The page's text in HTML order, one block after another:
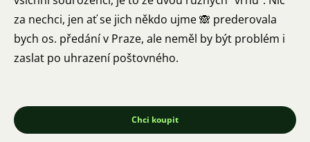
za nechci, jen ať se jich někdo ujme 🙈 prederovala
bych os. předání v Praze, ale neměl by být problém i
zaslat po uhrazení poštovného.
Chci koupit